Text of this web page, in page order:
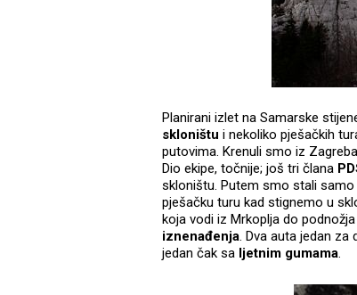
Planirani izlet na Samarske
skloništu i nekoliko pješačkih
putovima. Krenuli smo iz
Dio ekipe, točnije; još tri člana
skloništu. Putem smo stali
pješačku turu kad stignemo u
koja vodi iz Mrkoplja do
iznenađenja. Dva auta jedan
jedan čak sa ljetnim gumama.